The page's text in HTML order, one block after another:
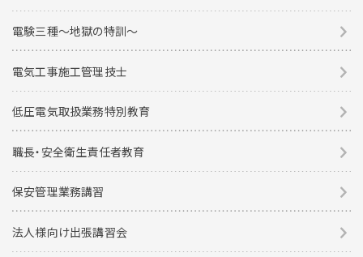
電験三種〜地獄の特訓〜
電気工事施工管理技士
低圧電気取扱業務特別教育
職長・安全衛生責任者教育
保安管理業務講習
法人様向け出張講習会